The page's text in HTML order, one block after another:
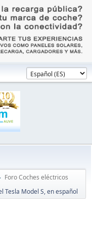
Foro Coches eléctricos
Tesla Model S, en español